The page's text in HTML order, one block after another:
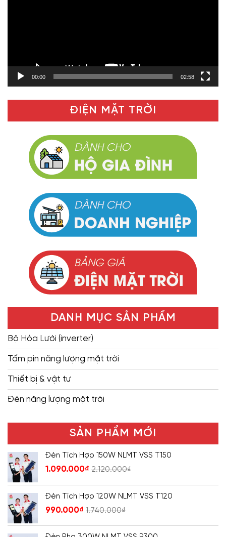
00:00 02:58
ĐIỆN MẶT TRỜI
DANH MỤC SẢN PHẨM
Bộ Hòa Lưới (inverter)
Tấm pin năng lượng mặt trời
Thiết bị & vật tư
Đèn năng lượng mặt trời
SẢN PHẨM MỚI
Đèn Tích Hợp 150W NLMT VSS T150
1.090.000₫ 2.120.000₫
Đèn Tích Hợp 120W NLMT VSS T120
990.000₫ 1.740.000₫